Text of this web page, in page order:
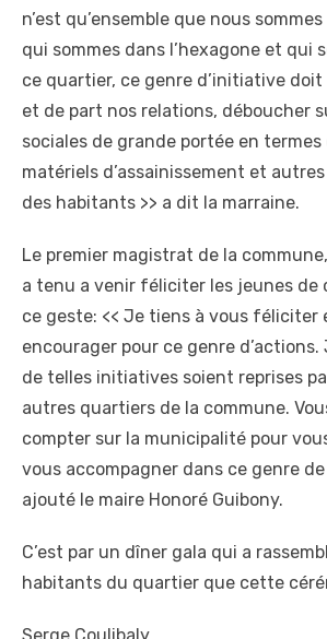
n’est qu’ensemble que nous
qui sommes dans l’hexagone et qui
ce quartier, ce genre d’initiative
et de part nos relations, déboucher
sociales de grande portée en termes
matériels d’assainissement et
des habitants >> a dit la marraine.
Le premier magistrat de la
a tenu a venir féliciter les jeunes de
ce geste: << Je tiens à vous féliciter
encourager pour ce genre
de telles initiatives soient reprises
autres quartiers de la commune.
compter sur la municipalité pour
vous accompagner dans ce genre de
ajouté le maire Honoré Guibony.
C’est par un dîner gala qui a
habitants du quartier que cette